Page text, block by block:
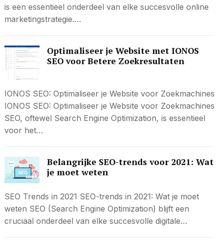
is een essentieel onderdeel van elke succesvolle online
marketingstrategie.…
Optimaliseer je Website met IONOS
SEO voor Betere Zoekresultaten
IONOS SEO: Optimaliseer je Website voor Zoekmachines
IONOS SEO: Optimaliseer je Website voor Zoekmachines
SEO, oftewel Search Engine Optimization, is essentieel
voor het…
Belangrijke SEO-trends voor 2021: Wat
je moet weten
SEO Trends in 2021 SEO-trends in 2021: Wat je moet
weten SEO (Search Engine Optimization) blijft een
cruciaal onderdeel van elke succesvolle digitale…